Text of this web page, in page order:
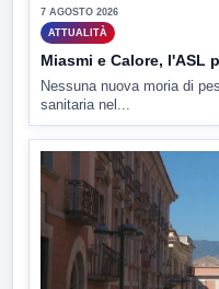
7 AGOSTO 2026
ATTUALITÀ
Miasmi e Calore, l'ASL
Nessuna nuova moria di
sanitaria nel...